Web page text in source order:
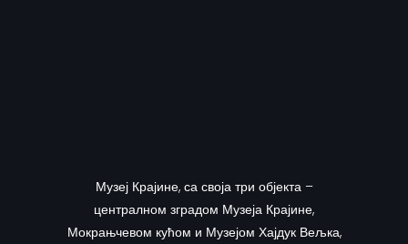
Музеј Крајине, са своја три објекта –
централном зградом Музеја Крајине,
Мокрањчевом кућом и Музејом Хајдук Вељка,